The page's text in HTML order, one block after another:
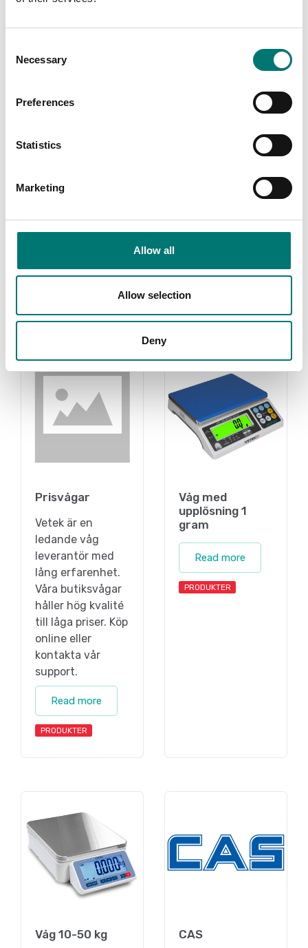
Selection
Necessary
Preferences
Statistics
Marketing
Allow all
Allow selection
Deny
Bordsvågar
protokoll
Prisvågar
Vetek är en
ledande våg
leverantör med
lång erfarenhet.
Våra butiksvågar
håller hög kvalité
till låga priser. Köp
online eller
kontakta vår
support.
Read more
PRODUKTER
Våg med
upplösning 1
gram
Read more
PRODUKTER
Våg 10-50 kg CAS